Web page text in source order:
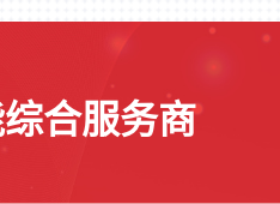
合服务商